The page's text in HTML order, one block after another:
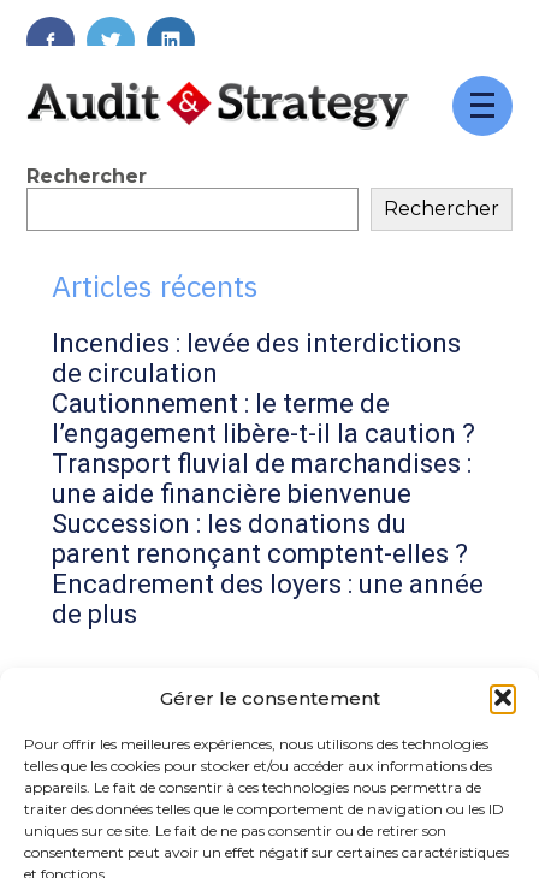
Gérer le consentement
Pour offrir les meilleures expériences, nous utilisons des technologies
telles que les cookies pour stocker et/ou accéder aux informations des
appareils. Le fait de consentir à ces technologies nous permettra de
traiter des données telles que le comportement de navigation ou les ID
uniques sur ce site. Le fait de ne pas consentir ou de retirer son
consentement peut avoir un effet négatif sur certaines caractéristiques
et fonctions.
Aller
Blog
sidebar
Rechercher
Rechercher
Articles récents
Incendies : levée des interdictions
de circulation
Cautionnement : le terme de
l’engagement libère-t-il la caution ?
Transport fluvial de marchandises :
une aide financière bienvenue
Succession : les donations du
parent renonçant comptent-elles ?
Encadrement des loyers : une année
de plus
Commentaires récents
Aucun commentaire à afficher.